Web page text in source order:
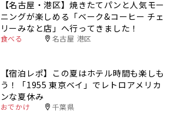
【名古屋・港区】焼きたてパンと人気モー
ニングが楽しめる「ベーク&コーヒー チェ
リーみなと店」へ行ってきました！
食べる 名古屋 港区
【宿泊レポ】この夏はホテル時間も楽しも
う！「1955 東京ベイ」でレトロアメリカ
ンな夏休み
おでかけ 千葉県